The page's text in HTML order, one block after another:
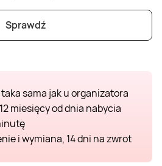
Sprawdź
sama jak u organizatora
miesięcy od dnia nabycia
i wymiana, 14 dni na zwrot